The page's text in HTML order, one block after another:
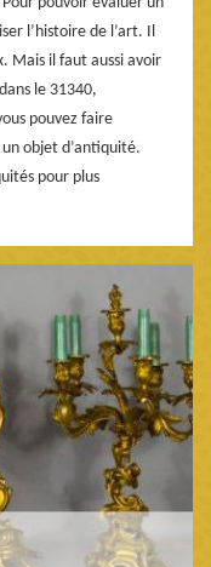
l’histoire de l’art. Il
Mais il faut aussi avoir
le 31340,
pouvez faire
objet d’antiquité.
pour plus